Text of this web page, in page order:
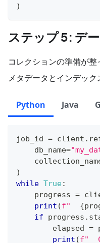
)
ステップ 5: デ
コレクションの準備が
メタデータとインデック
Python Java
job_id = client .
    db_name
=
)
while True:
    progress
=
print (f" {
if progress .
        elapsed
=
print (f"